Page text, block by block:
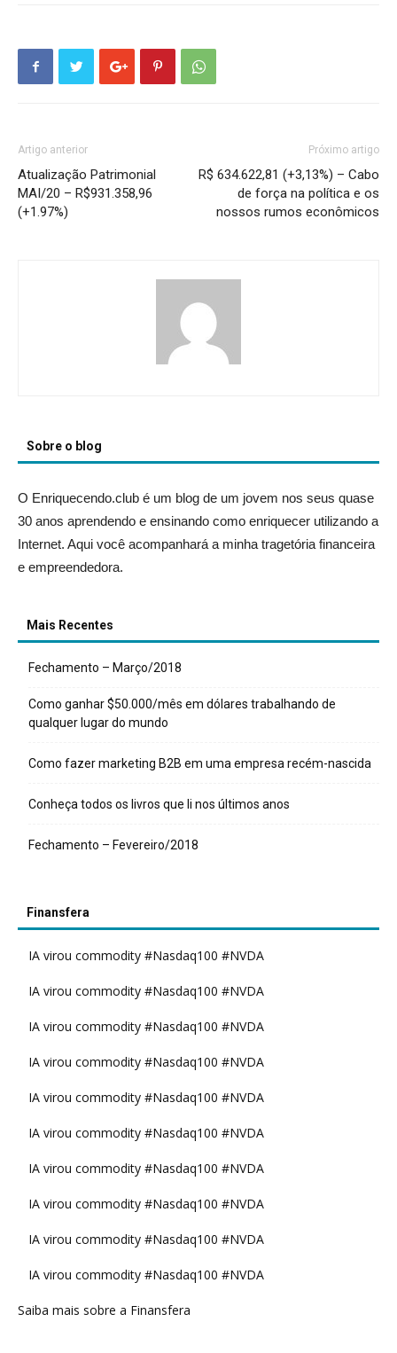
Artigo anterior
Atualização Patrimonial
MAI/20 – R$931.358,96
(+1.97%)
Próximo artigo
R$ 634.622,81 (+3,13%) – Cabo
de força na política e os
nossos rumos econômicos
Sobre o blog
O Enriquecendo.club é um blog de um jovem nos seus quase
30 anos aprendendo e ensinando como enriquecer utilizando a
Internet. Aqui você acompanhará a minha tragetória financeira
e empreendedora.
Mais Recentes
Fechamento – Março/2018
Como ganhar $50.000/mês em dólares trabalhando de
qualquer lugar do mundo
Como fazer marketing B2B em uma empresa recém-nascida
Conheça todos os livros que li nos últimos anos
Fechamento – Fevereiro/2018
Finansfera
IA virou commodity #Nasdaq100 #NVDA
IA virou commodity #Nasdaq100 #NVDA
IA virou commodity #Nasdaq100 #NVDA
IA virou commodity #Nasdaq100 #NVDA
IA virou commodity #Nasdaq100 #NVDA
IA virou commodity #Nasdaq100 #NVDA
IA virou commodity #Nasdaq100 #NVDA
IA virou commodity #Nasdaq100 #NVDA
IA virou commodity #Nasdaq100 #NVDA
IA virou commodity #Nasdaq100 #NVDA
Saiba mais sobre a Finansfera